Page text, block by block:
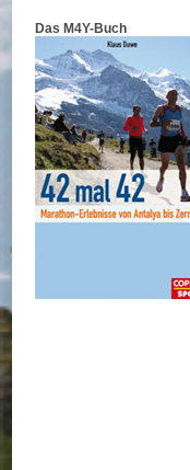
Das M4Y-Buch